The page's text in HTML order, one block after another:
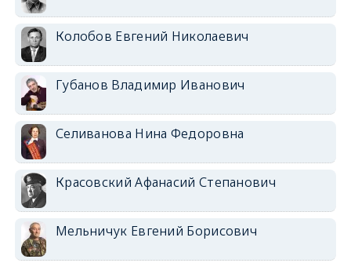
Колобов Евгений Николаевич
Губанов Владимир Иванович
Селиванова Нина Федоровна
Красовский Афанасий Степанович
Мельничук Евгений Борисович